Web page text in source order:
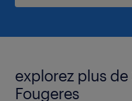
explorez plus de
Fougeres